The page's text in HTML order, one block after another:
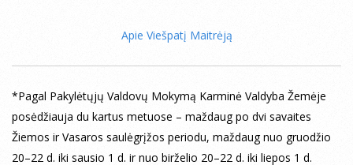
Apie Viešpatį Maitrėją
*Pagal Pakylėtųjų Valdovų Mokymą Karminė Valdyba Žemėje
posėdžiauja du kartus metuose – maždaug po dvi savaites
Žiemos ir Vasaros saulėgrįžos periodu, maždaug nuo gruodžio
20–22 d. iki sausio 1 d. ir nuo birželio 20–22 d. iki liepos 1 d.